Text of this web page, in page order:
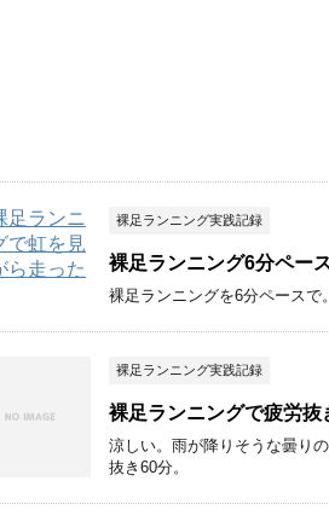
裸足ランニング実践記録
裸足ランニング6分ペー
裸足ランニングを6分ペースで
裸足ランニング実践記録
裸足ランニングで疲労抜
涼しい。雨が降りそうな曇り
抜き60分。